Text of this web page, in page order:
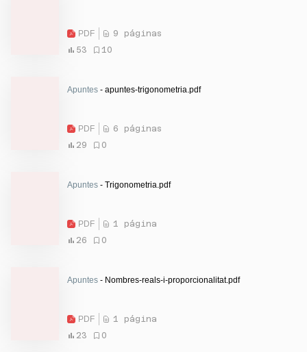
PDF
9 páginas
53
10
Apuntes - apuntes-trigonometria.pdf
PDF
6 páginas
29
0
Apuntes - Trigonometria.pdf
PDF
1 página
26
0
Apuntes - Nombres-reals-i-proporcionalitat.pdf
PDF
1 página
23
0